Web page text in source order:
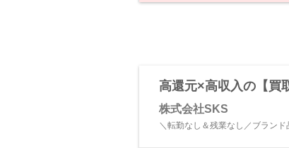
高還元×高収入の【買
株式会社SKS
＼転勤なし＆残業なし／ブラン